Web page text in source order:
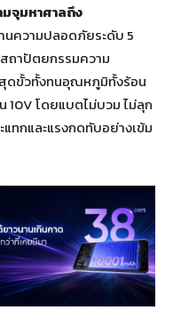
มจุมหาศาลถึง
ความปลอดภัยระดับ 5
ถาปัตยกรรมความ
ดขั้วทั้งทนอุณหภูมิทั้งร้อน
10V โดยแบตไม่บวม ไม่ลุก
ทกและแรงกดทับอย่างเข้ม